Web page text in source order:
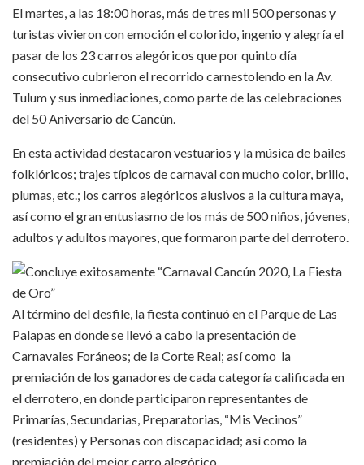
El martes, a las 18:00 horas, más de tres mil 500 personas y
turistas vivieron con emoción el colorido, ingenio y alegría el
pasar de los 23 carros alegóricos que por quinto día
consecutivo cubrieron el recorrido carnestolendo en la Av.
Tulum y sus inmediaciones, como parte de las celebraciones
del 50 Aniversario de Cancún.
En esta actividad destacaron vestuarios y la música de bailes
folklóricos; trajes típicos de carnaval con mucho color, brillo,
plumas, etc.; los carros alegóricos alusivos a la cultura maya,
así como el gran entusiasmo de los más de 500 niños, jóvenes,
adultos y adultos mayores, que formaron parte del derrotero.
Al término del desfile, la fiesta continuó en el Parque de Las
Palapas en donde se llevó a cabo la presentación de
Carnavales Foráneos; de la Corte Real; así como la
premiación de los ganadores de cada categoría calificada en
el derrotero, en donde participaron representantes de
Primarías, Secundarias, Preparatorias, “Mis Vecinos”
(residentes) y Personas con discapacidad; así como la
premiación del mejor carro alegórico.